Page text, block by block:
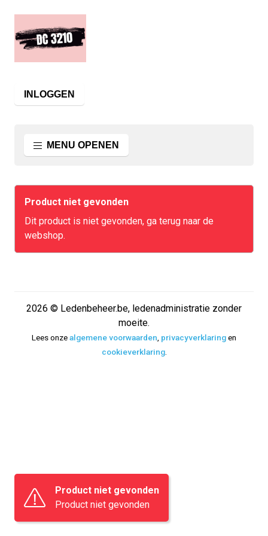
INLOGGEN
MENU OPENEN
Product niet gevonden
Dit product is niet gevonden, ga terug naar de
webshop.
2026 © Ledenbeheer.be, ledenadministratie zonder
moeite.
Lees onzealgemene voorwaarden, privacyverklaringen
cookieverklaring.
Product niet gevonden
Product niet gevonden